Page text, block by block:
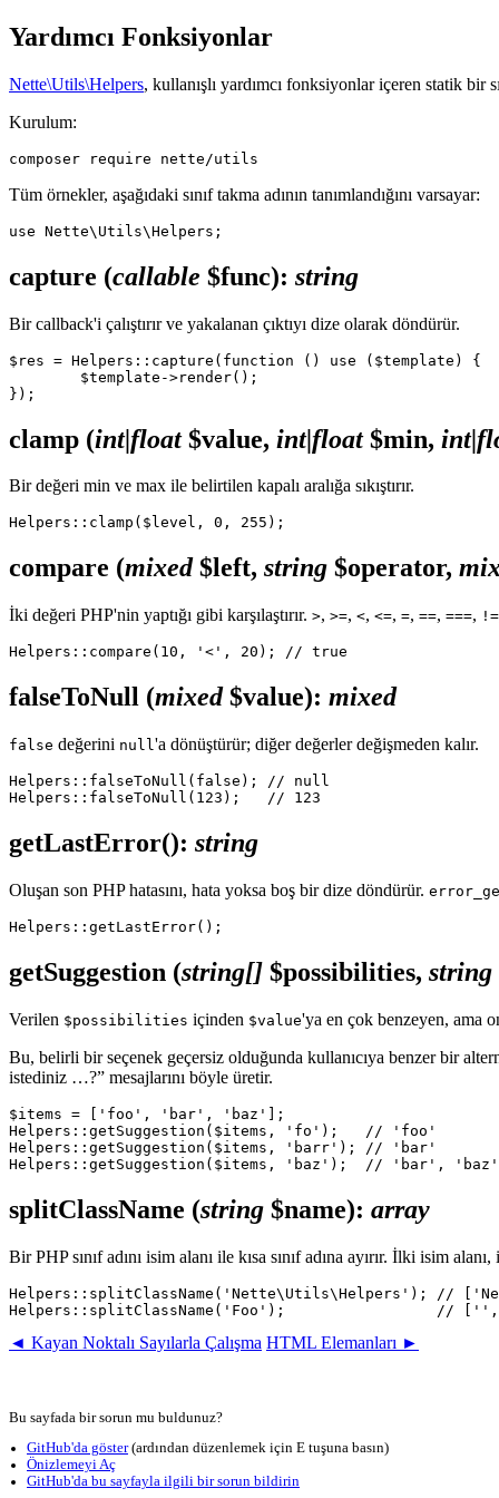
Yardımcı Fonksiyonlar
Nette\Utils\Helpers, kullanışlı yardımcı fonksiyonlar içeren statik bir
Kurulum:
Tüm örnekler, aşağıdaki sınıf takma adının tanımlandığını varsayar:
capture (callable $func): string
Bir callback'i çalıştırır ve yakalanan çıktıyı dize olarak döndürür.
$res = Helpers::capture(function () use ($template) {
clamp (int|float$value, int|float$min,
Bir değeri min ve max ile belirtilen kapalı aralığa sıkıştırır.
compare (mixed$left, string $operator,
İki değeri PHP'nin yaptığı gibi karşılaştırır. >, >=, <, <=, =, ==, ===, !=
falseToNull (mixed$value): mixed
false değerini null'a dönüştürür; diğer değerler değişmeden kalır.
Helpers::falseToNull(false); // null
getLastError(): string
Oluşan son PHP hatasını, hata yoksa boş bir dize döndürür.
getSuggestion (string[] $possibilities, string
Verilen $possibilities içinden $value'ya en çok benzeyen, ama
Bu, belirli bir seçenek geçersiz olduğunda kullanıcıya benzer bir
istediniz …?” mesajlarını böyle üretir.
$items = ['foo', 'bar', 'baz'];
Helpers::getSuggestion($items, 'fo');   // 'foo'
Helpers::getSuggestion($items, 'barr'); // 'bar'
splitClassName (string $name): array
Bir PHP sınıf adını isim alanı ile kısa sınıf adına ayırır. İlki isim
Helpers::splitClassName('Nette\Utils\Helpers'); //
◄ Kayan Noktalı Sayılarla Çalışma HTML Elemanları ►